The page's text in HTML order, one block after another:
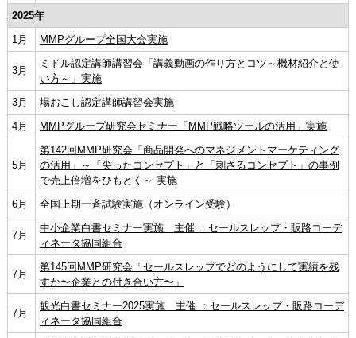
2025年
1月
MMPグループ全国大会実施
3月
ミドル認定講師講習会「講義動画の作り方とコツ～機材紹介と使
い方～」実施
3月
場おこし認定講師講習会実施
4月
MMPグループ研究会セミナー「MMP戦略ツールの活用」実施
5月
第142回MMP研究会「商品開発へのマネジメントマーケティング
の活用」～「尖ったコンセプト」と「刺さるコンセプト」の事例
で売上倍増をひもとく～ 実施
6月
全国上期一斉試験実施（オンライン受験）
7月
中小企業白書セミナー実施 主催 ：セールスレップ・販路コーデ
ィネータ協同組合
7月
第145回MMP研究会「セールスレップでどのようにして実績を残
すか〜企業との付き合い方〜」
7月
観光白書セミナー2025実施 主催 ：セールスレップ・販路コーデ
ィネータ協同組合